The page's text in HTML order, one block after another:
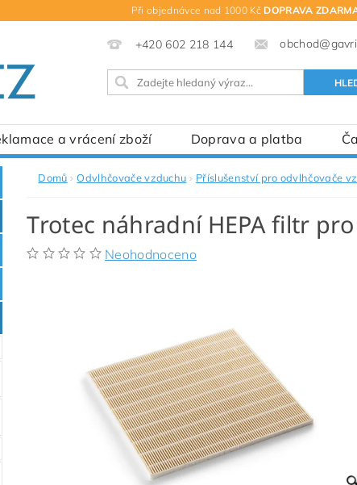
Při objednávce nad 1000 Kč DOPRAVA
+420 602 218 144
a vrácení zboží Doprava a platba
Domů Odvlhčovače vzduchu Příslušenství pro odvlhčovače
Trotec náhradní HEPA filtr pro
Neohodnoceno